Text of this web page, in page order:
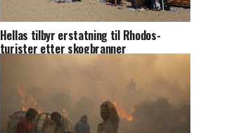
Hellas tilbyr erstatning til Rhodos-
turister etter skogbranner